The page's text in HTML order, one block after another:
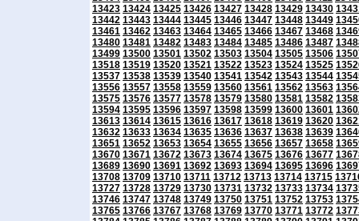
13423 13424 13425 13426 13427 13428 13429 13430
13442 13443 13444 13445 13446 13447 13448 13449
13461 13462 13463 13464 13465 13466 13467 13468
13480 13481 13482 13483 13484 13485 13486 13487
13499 13500 13501 13502 13503 13504 13505 13506
13518 13519 13520 13521 13522 13523 13524 13525
13537 13538 13539 13540 13541 13542 13543 13544
13556 13557 13558 13559 13560 13561 13562 13563
13575 13576 13577 13578 13579 13580 13581 13582
13594 13595 13596 13597 13598 13599 13600 13601
13613 13614 13615 13616 13617 13618 13619 13620
13632 13633 13634 13635 13636 13637 13638 13639
13651 13652 13653 13654 13655 13656 13657 13658
13670 13671 13672 13673 13674 13675 13676 13677
13689 13690 13691 13692 13693 13694 13695 13696
13708 13709 13710 13711 13712 13713 13714 13715
13727 13728 13729 13730 13731 13732 13733 13734
13746 13747 13748 13749 13750 13751 13752 13753
13765 13766 13767 13768 13769 13770 13771 13772